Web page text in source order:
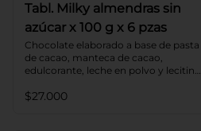
Tabl. Milky almendras sin
azúcar x 100 g x 6 pzas
Chocolate elaborado a base de pasta
de cacao, manteca de cacao,
edulcorante, leche en polvo y lecitina
Porcentaje de cacao: 40%.
$27.000